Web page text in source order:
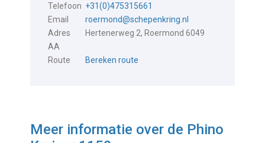
Telefoon +31(0)475315661
Email
roermond@schepenkring.nl
Adres
Hertenerweg 2, Roermond 6049
AA
Route
Bereken route
Meer informatie over de Phino